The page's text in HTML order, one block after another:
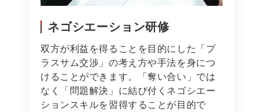
ネゴシエーション研修
双方が利益を得ることを目的にした「プ
ラスサム交渉」の考え方や手法を身につ
けることができます。「奪い合い」では
なく「問題解決」に結び付くネゴシエー
ションスキルを習得することが目的で